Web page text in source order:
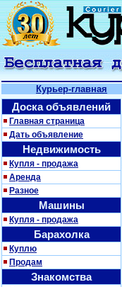
Курьер-главная
Доска объявлений
Главная страница
Дать объявление
Недвижимость
Купля - продажа
Аренда
Разное
Машины
Купля - продажа
Барахолка
Куплю
Продам
Знакомства